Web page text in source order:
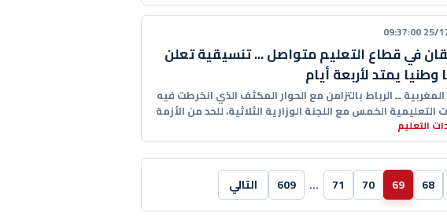
25/12/
في قطاع التعليم متواصل ... تنسيقية تعلن
وطنيا يمتد لأربعة أيام
المغربية ــ الرباط بالتزامن مع الحوار المكثف الذي انخرطت فيه
التعليمية الخمس مع اللجنة الوزارية الثلاثية، للحد من الأزمة
التعليم
68
69
70
71
…
609 التالي